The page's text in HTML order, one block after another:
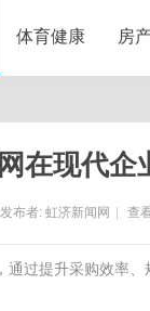
体育健康 房
在现代
发布者: 虹济新闻网 查
过提升采购效率